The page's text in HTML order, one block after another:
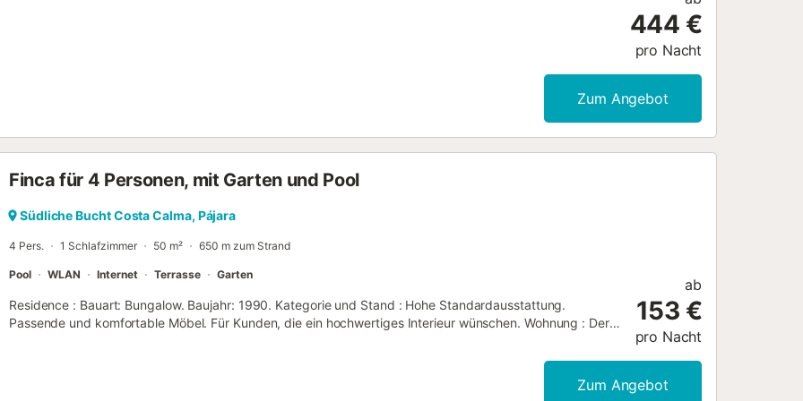
444 €
pro Nacht
Zum Angebot
Finca für 4 Personen, mit Garten und Pool
Südliche Bucht Costa Calma, Pájara
4 Pers. 1 Schlafzimmer 50 m² 650 m zum Strand
Pool WLAN Internet Terrasse Garten
Residence : Bauart: Bungalow. Baujahr: 1990. Kategorie und Stand : Hohe Standardausstattung.
Passende und komfortable Möbel. Für Kunden, die ein hochwertiges Interieur wünschen. Wohnung : Der
einem gepflegten Komplex mit Schwimmbad und effizientem WLAN, begrüßen alle diese, die ihren
Urlaub in einem stilvollen, komfortablen Interieur verbringen möchten, die Ihnen einen Geschmack von
Urlaub aus dem ersten Moment gibt. Das individuelle Design und die komfortablen und komfortablen
ab
153 €
pro Nacht
Zum Angebot